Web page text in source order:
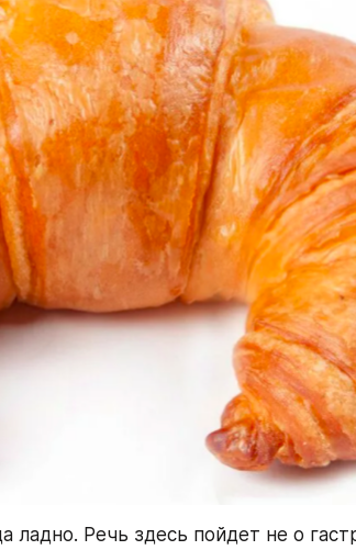
ладно. Речь здесь пойдет не о